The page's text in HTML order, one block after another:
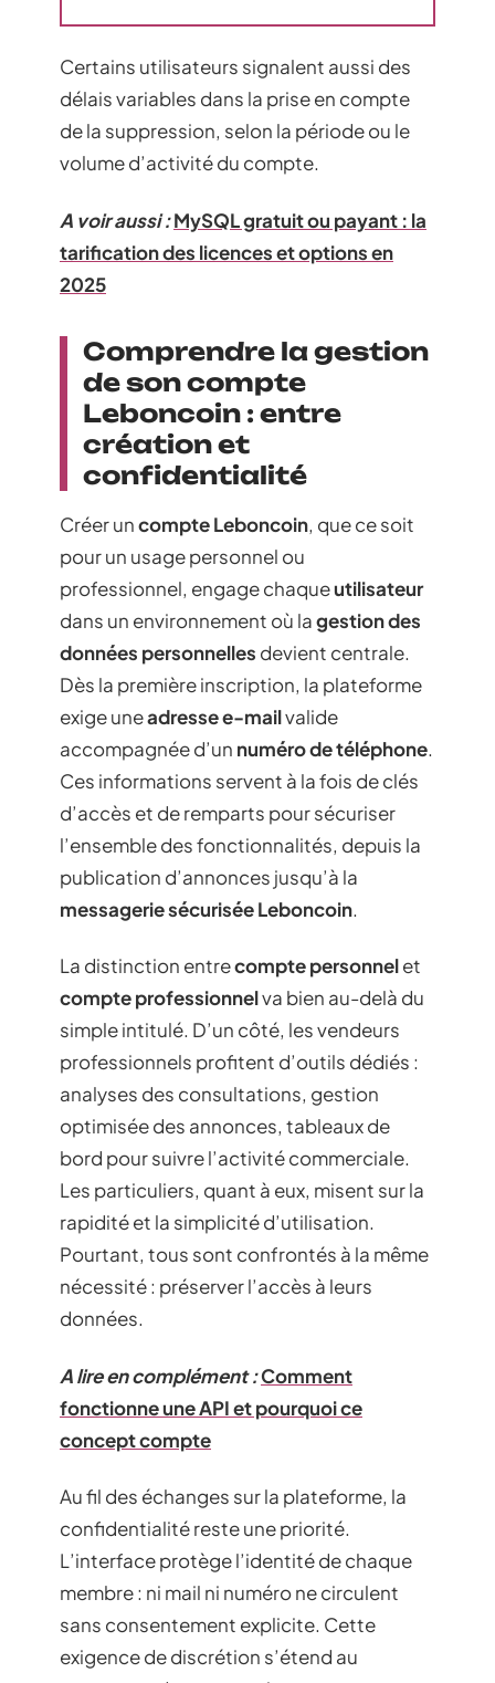
Certains utilisateurs signalent aussi des
délais variables dans la prise en compte
de la suppression, selon la période ou le
volume d’activité du compte.
A voir aussi :MySQL gratuit ou payant : la
tarification des licences et options en
2025
Comprendre la gestion
de son compte
Leboncoin : entre
création et
confidentialité
Créer uncompte Leboncoin, que ce soit
pour un usage personnel ou
professionnel, engage chaqueutilisateur
dans un environnement où lagestion des
données personnelles devient centrale.
Dès la première inscription, la plateforme
exige uneadresse e-mailvalide
accompagnée d’un numéro de téléphone.
Ces informations servent à la fois de clés
d’accès et de remparts pour sécuriser
l’ensemble des fonctionnalités, depuis la
publication d’annonces jusqu’à la
messagerie sécurisée Leboncoin.
La distinction entrecompte personnelet
compte professionnelva bien au-delà du
simple intitulé. D’un côté, les vendeurs
professionnels profitent d’outils dédiés :
analyses des consultations, gestion
optimisée des annonces, tableaux de
bord pour suivre l’activité commerciale.
Les particuliers, quant à eux, misent sur la
rapidité et la simplicité d’utilisation.
Pourtant, tous sont confrontés à la même
nécessité : préserver l’accès à leurs
données.
A lire en complément :Comment
fonctionne une API et pourquoi ce
concept compte
Au fil des échanges sur la plateforme, la
confidentialité reste une priorité.
L’interface protège l’identité de chaque
membre : ni mail ni numéro ne circulent
sans consentement explicite. Cette
exigence de discrétion s’étend au